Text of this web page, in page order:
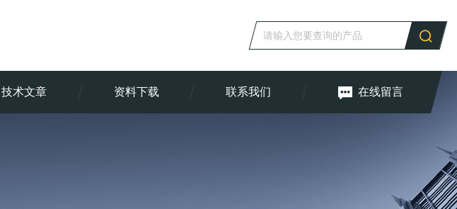
技术文章 资料下载 联系我们 在线留言